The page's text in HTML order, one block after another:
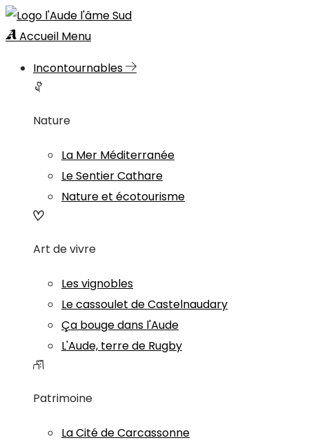
Accueil Menu
Incontournables
Nature
La Mer Méditerranée
Le Sentier Cathare
Nature et écotourisme
Art de vivre
Les vignobles
Le cassoulet de Castelnaudary
Ça bouge dans l'Aude
L'Aude, terre de Rugby
Patrimoine
La Cité de Carcassonne